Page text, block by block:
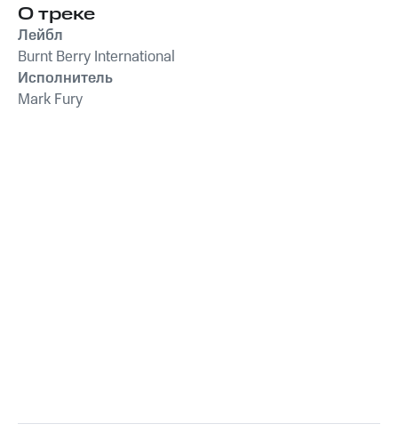
О треке
Лейбл
Burnt Berry International
Исполнитель
Mark Fury